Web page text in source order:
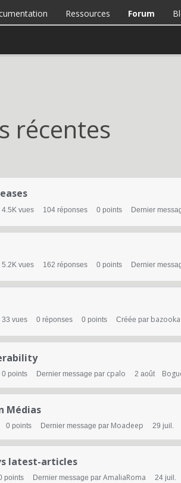
Ressources Forum
récentes
4.5K vues 104 réponses 0 points Dernier
5.2K vues 162 réponses 0 points Dernier
33 vues 0 réponses 0 points Créée par
0 points Dernier message par cpalo 2 août
Médias
0 points Dernier message par Moadeep 29 juil.
latest-articles
points Dernier message par AmaliaRoma 24 juil.